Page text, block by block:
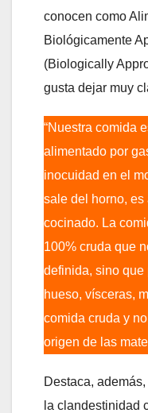
conocen como
Biológicamente
(Biologically
gusta dejar muy
“Nuestra comida
alimentado por
inocuidad en el
sale del horno, es
cocinado. La
100% cruda que
definida, sino que
hueso, vísceras,
comida cruda y
origen de las
Destaca,
la clandestinidad